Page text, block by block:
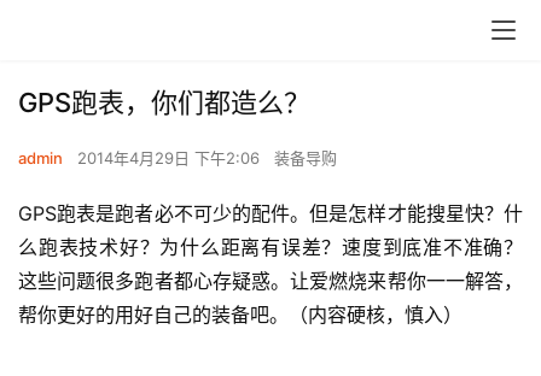
GPS跑表，你们都造么？
admin 2014年4月29日 下午2:06 装备导购
GPS跑表是跑者必不可少的配件。但是怎样才能搜星快？什
么跑表技术好？为什么距离有误差？速度到底准不准确？
这些问题很多跑者都心存疑惑。让爱燃烧来帮你一一解答，
帮你更好的用好自己的装备吧。（内容硬核，慎入）